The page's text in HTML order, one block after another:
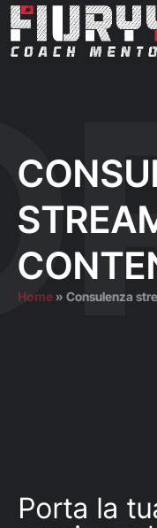
Home » Consulenza
Porta la